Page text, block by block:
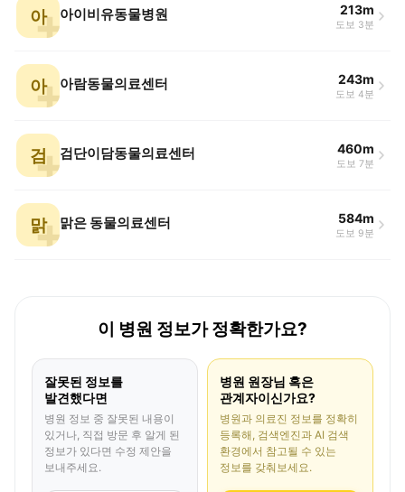
아 아이비유동물병원 213m
도보 3분
아 아람동물의료센터 243m
도보 4분
검 검단이담동물의료센터 460m
도보 7분
맑 맑은 동물의료센터 584m
도보 9분
이 병원 정보가 정확한가요?
잘못된 정보를
발견했다면
병원 정보 중 잘못된 내용이
있거나, 직접 방문 후 알게 된
정보가 있다면 수정 제안을
보내주세요.
병원 원장님 혹은
관계자이신가요?
병원과 의료진 정보를 정확히
등록해, 검색엔진과 AI 검색
환경에서 참고될 수 있는
정보를 갖춰보세요.